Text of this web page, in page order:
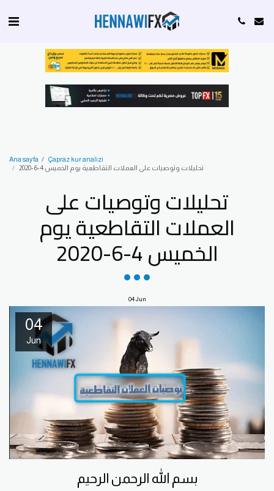
Ana sayfa
Çapraz kur analizi
تحليلات وتوصيات على العملات التقاطعية يوم الخميس 4-6-2020
تحليلات وتوصيات على
العملات التقاطعية يوم
الخميس 4-6-2020
04Jun
04
Jun
بسم الله الرحمن الرحيم